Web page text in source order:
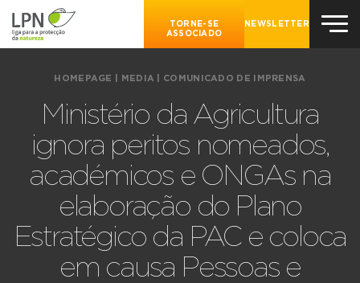
TORNE-SE
ASSOCIADO
NEWSLETTER
HOMEPAGE MEDIA COMUNICADO DE IMPRENSA
Ministério da Agricultura
ignora peritos nomeados,
académicos e ONGAs na
elaboração do Plano
Estratégico da PAC e coloca
em causa Pessoas e